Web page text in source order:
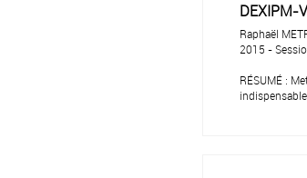
DEXIPM-
Raphaël
2015 -
RÉSUMÉ :